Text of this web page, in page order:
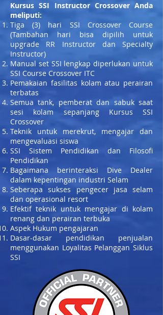
Kursus SSI Instructor Crossover Anda
meliputi:
Tiga (3) hari SSI Crossover Course
(Tambahan hari bisa dipilih untuk
upgrade RR Instructor dan Specialty
Instructor)
Manual set SSI lengkap diperlukan untuk
SSI Course Crossover ITC
Pemakaian fasilitas kolam atau perairan
terbatas
Semua tank, pemberat dan sabuk saat
sesi kolam sepanjang Kursus SSI
Crossover
Teknik untuk merekrut, mengajar dan
mengevaluasi siswa
SSI Sistem Pendidikan dan Filosofi
Pendidikan
Bagaimana berinteraksi Dive Dealer
dalam kepentingan industri Selam
Seberapa sukses pengecer jasa selam
dan operasional resort
Efektif teknik untuk mengajar di kolam
renang dan perairan terbuka
Aspek Hukum pengajaran
Dasar-dasar pendidikan penjualan
menggunakan Loyalitas Pelanggan Siklus
SSI